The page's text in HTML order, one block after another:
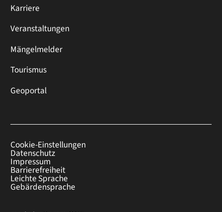
Karriere
Veranstaltungen
Mängelmelder
Tourismus
Geoportal
Cookie-Einstellungen
Datenschutz
Impressum
Barrierefreiheit
Leichte Sprache
Gebärdensprache